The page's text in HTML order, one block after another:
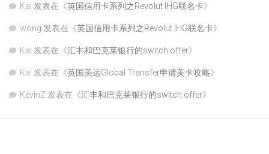
Kai 发表在《英国信用卡系列之Revolut IHG联名卡》
wong 发表在《英国信用卡系列之Revolut IHG联名卡》
Kai 发表在《汇丰和巴克莱银行的switch offer》
Kai 发表在《英国美运Global Transfer申请美卡攻略》
KevinZ 发表在《汇丰和巴克莱银行的switch offer》